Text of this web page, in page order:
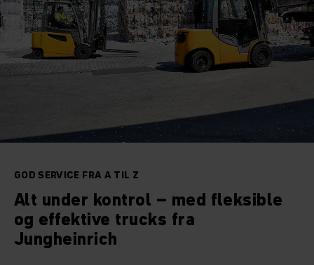
GOD SERVICE FRA A TIL Z
Alt under kontrol – med fleksible
og effektive trucks fra
Jungheinrich